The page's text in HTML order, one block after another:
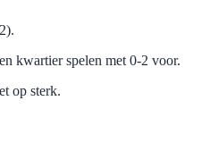
kwartier spelen met 0-2 voor.
op sterk.